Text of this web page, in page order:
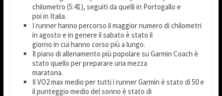
chilometro (5:41), seguiti da quelli in Portogallo e
poi in Italia.
I runner hanno percorso il maggior numero di chilometri
in agosto e in genere il sabato è stato il
giorno in cui hanno corso più a lungo.
Il piano di allenamento più popolare su Garmin Coach è
stato quello per preparare una mezza
maratona.
Il VO2 max medio per tutti i runner Garmin è stato di 50 e
il punteggio medio del sonno è stato di